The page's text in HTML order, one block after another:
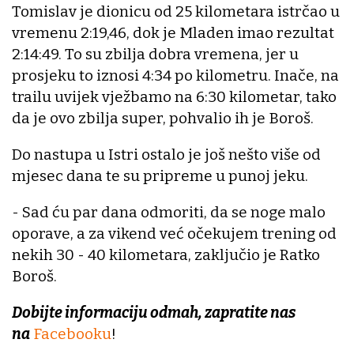
Tomislav je dionicu od 25 kilometara istrčao u
vremenu 2:19,46, dok je Mladen imao rezultat
2:14:49. To su zbilja dobra vremena, jer u
prosjeku to iznosi 4:34 po kilometru. Inače, na
trailu uvijek vježbamo na 6:30 kilometar, tako
da je ovo zbilja super, pohvalio ih je Boroš.
Do nastupa u Istri ostalo je još nešto više od
mjesec dana te su pripreme u punoj jeku.
- Sad ću par dana odmoriti, da se noge malo
oporave, a za vikend već očekujem trening od
nekih 30 - 40 kilometara, zaključio je Ratko
Boroš.
Dobijte informaciju odmah, zapratite nas
na Facebooku!